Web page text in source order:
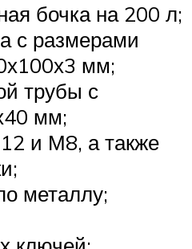
бочка на 200 л;
с размерами
мм;
трубы с
мм;
и М8, а также
металлу;